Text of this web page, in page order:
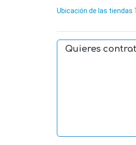
Ubicación de las
Quieres